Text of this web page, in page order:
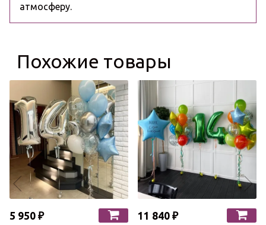
атмосферу.
Похожие товары
5 950 ₽ 11 840 ₽